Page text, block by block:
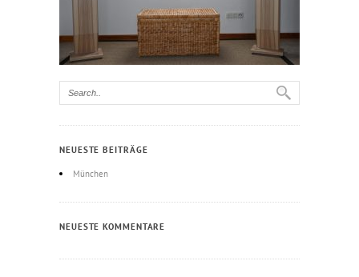
NEUESTE BEITRÄGE
München
NEUESTE KOMMENTARE